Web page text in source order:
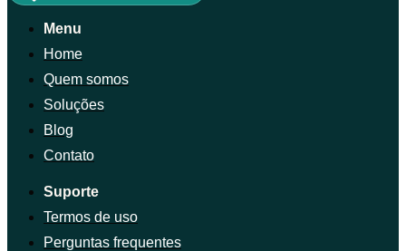
Menu
Home
Quem somos
Soluções
Blog
Contato
Suporte
Termos de uso
Perguntas frequentes